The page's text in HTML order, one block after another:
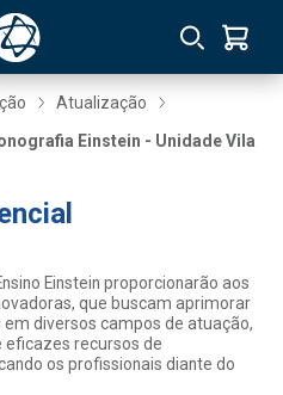
Atualização
Einstein - Unidade Vila
Einstein proporcionarão aos
que buscam aprimorar
diversos campos de atuação,
eficazes recursos de
os profissionais diante do